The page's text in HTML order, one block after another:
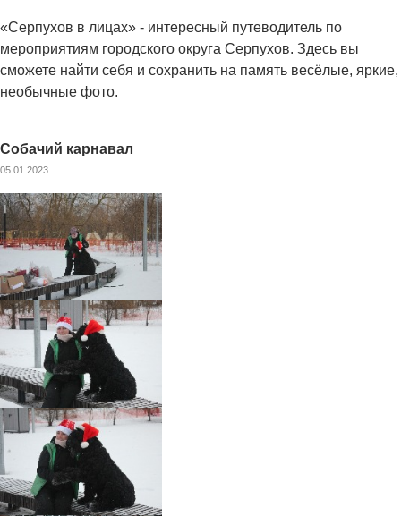
«Серпухов в лицах» - интересный путеводитель по
мероприятиям городского округа Серпухов. Здесь вы
сможете найти себя и сохранить на память весёлые, яркие,
необычные фото.
Собачий карнавал
05.01.2023